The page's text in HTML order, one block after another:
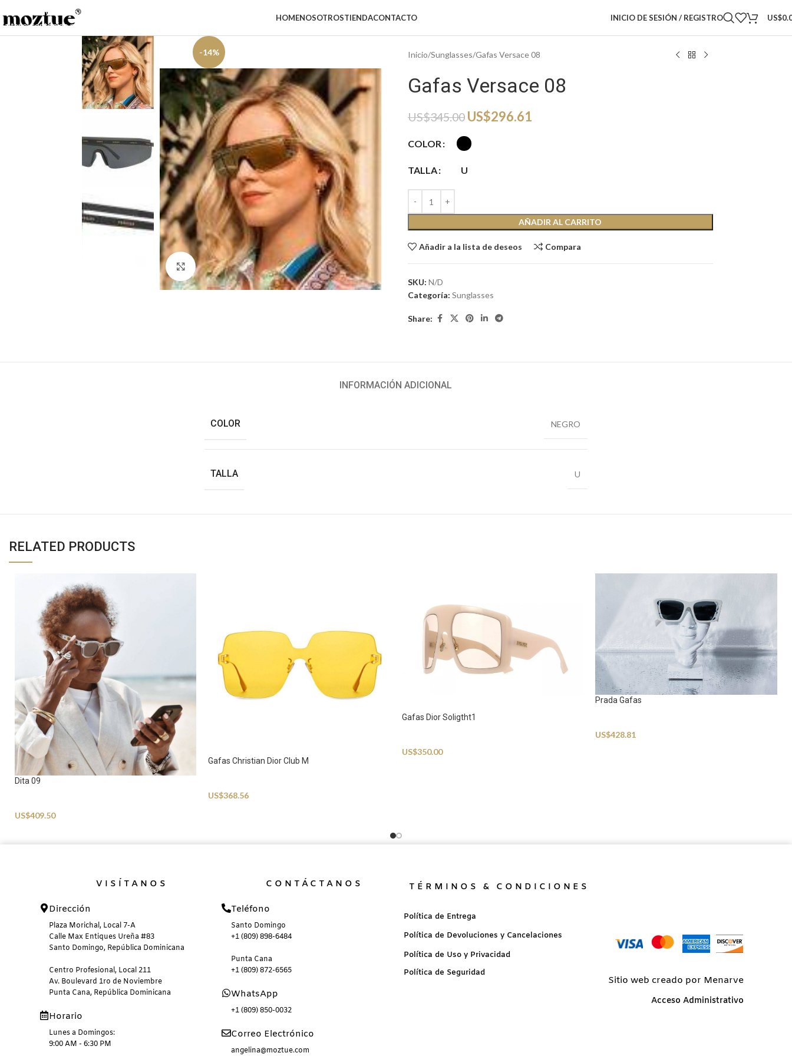
Saltar a la navegación
Saltar al contenido principal
HOMENOSOTROSTIENDACONTACTO INICIO DE SESIÓN / REGISTRO US$
-14%
Haga clic para ampliar
Inicio Sunglasses Gafas Versace 08
Gafas Versace 08
US$345.00 US$296.61
COLOR
TALLA U
AÑADIR AL CARRITO
Añadir a la lista de deseos Compara
SKU: N/D
Categoría: Sunglasses
Share:
INFORMACIÓN ADICIONAL
COLOR NEGRO
TALLA U
RELATED PRODUCTS
Dita 09
US$409.50
Gafas Christian Dior Club M
US$368.56
Gafas Dior Soligtht1
US$350.00
Prada Gafas
US$428.81
VISÍTANOS
Dirección
Plaza Morichal, Local 7-A
Calle Max Entiques Ureña #83
Santo Domingo, República Dominicana
Centro Profesional, Local 211
Av. Boulevard 1ro de Noviembre
Punta Cana, República Dominicana
Horario
Lunes a Domingos:
9:00 AM - 6:30 PM
CONTÁCTANOS
Teléfono
Santo Domingo
+1 (809) 898-6484
Punta Cana
+1 (809) 872-6565
WhatsApp
+1 (809) 850-0032
Correo Electrónico
angelina@moztue.com
TÉRMINOS & CONDICIONES
Política de Entrega
Política de Devoluciones y Cancelaciones
Política de Uso y Privacidad
Política de Seguridad
Sitio web creado por Menarve
Acceso Administrativo